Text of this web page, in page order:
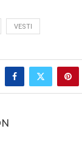
VESTI